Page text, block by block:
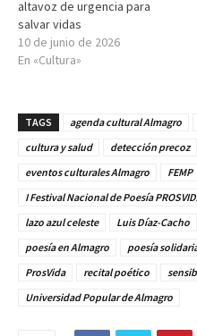
altavoz de urgencia para
salvar vidas
10 de junio de 2026
En «Cultura»
TAGS agenda cultural Almagro
cultura y salud
detección precoz
eventos culturales Almagro
FEMP
I Festival Nacional de Poesía
lazo azul celeste
Luis Díaz-Cacho
poesía en Almagro
poesía
ProsVida
recital poético
Universidad Popular de Almagro